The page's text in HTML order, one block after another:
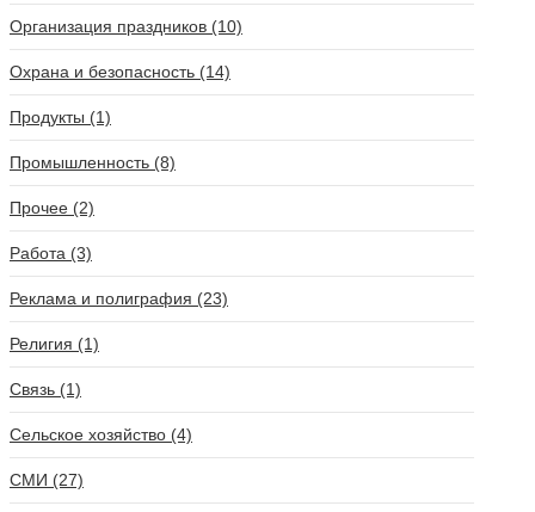
Организация праздников (10)
Охрана и безопасность (14)
Продукты (1)
Промышленность (8)
Прочее (2)
Работа (3)
Реклама и полиграфия (23)
Религия (1)
Связь (1)
Сельское хозяйство (4)
СМИ (27)